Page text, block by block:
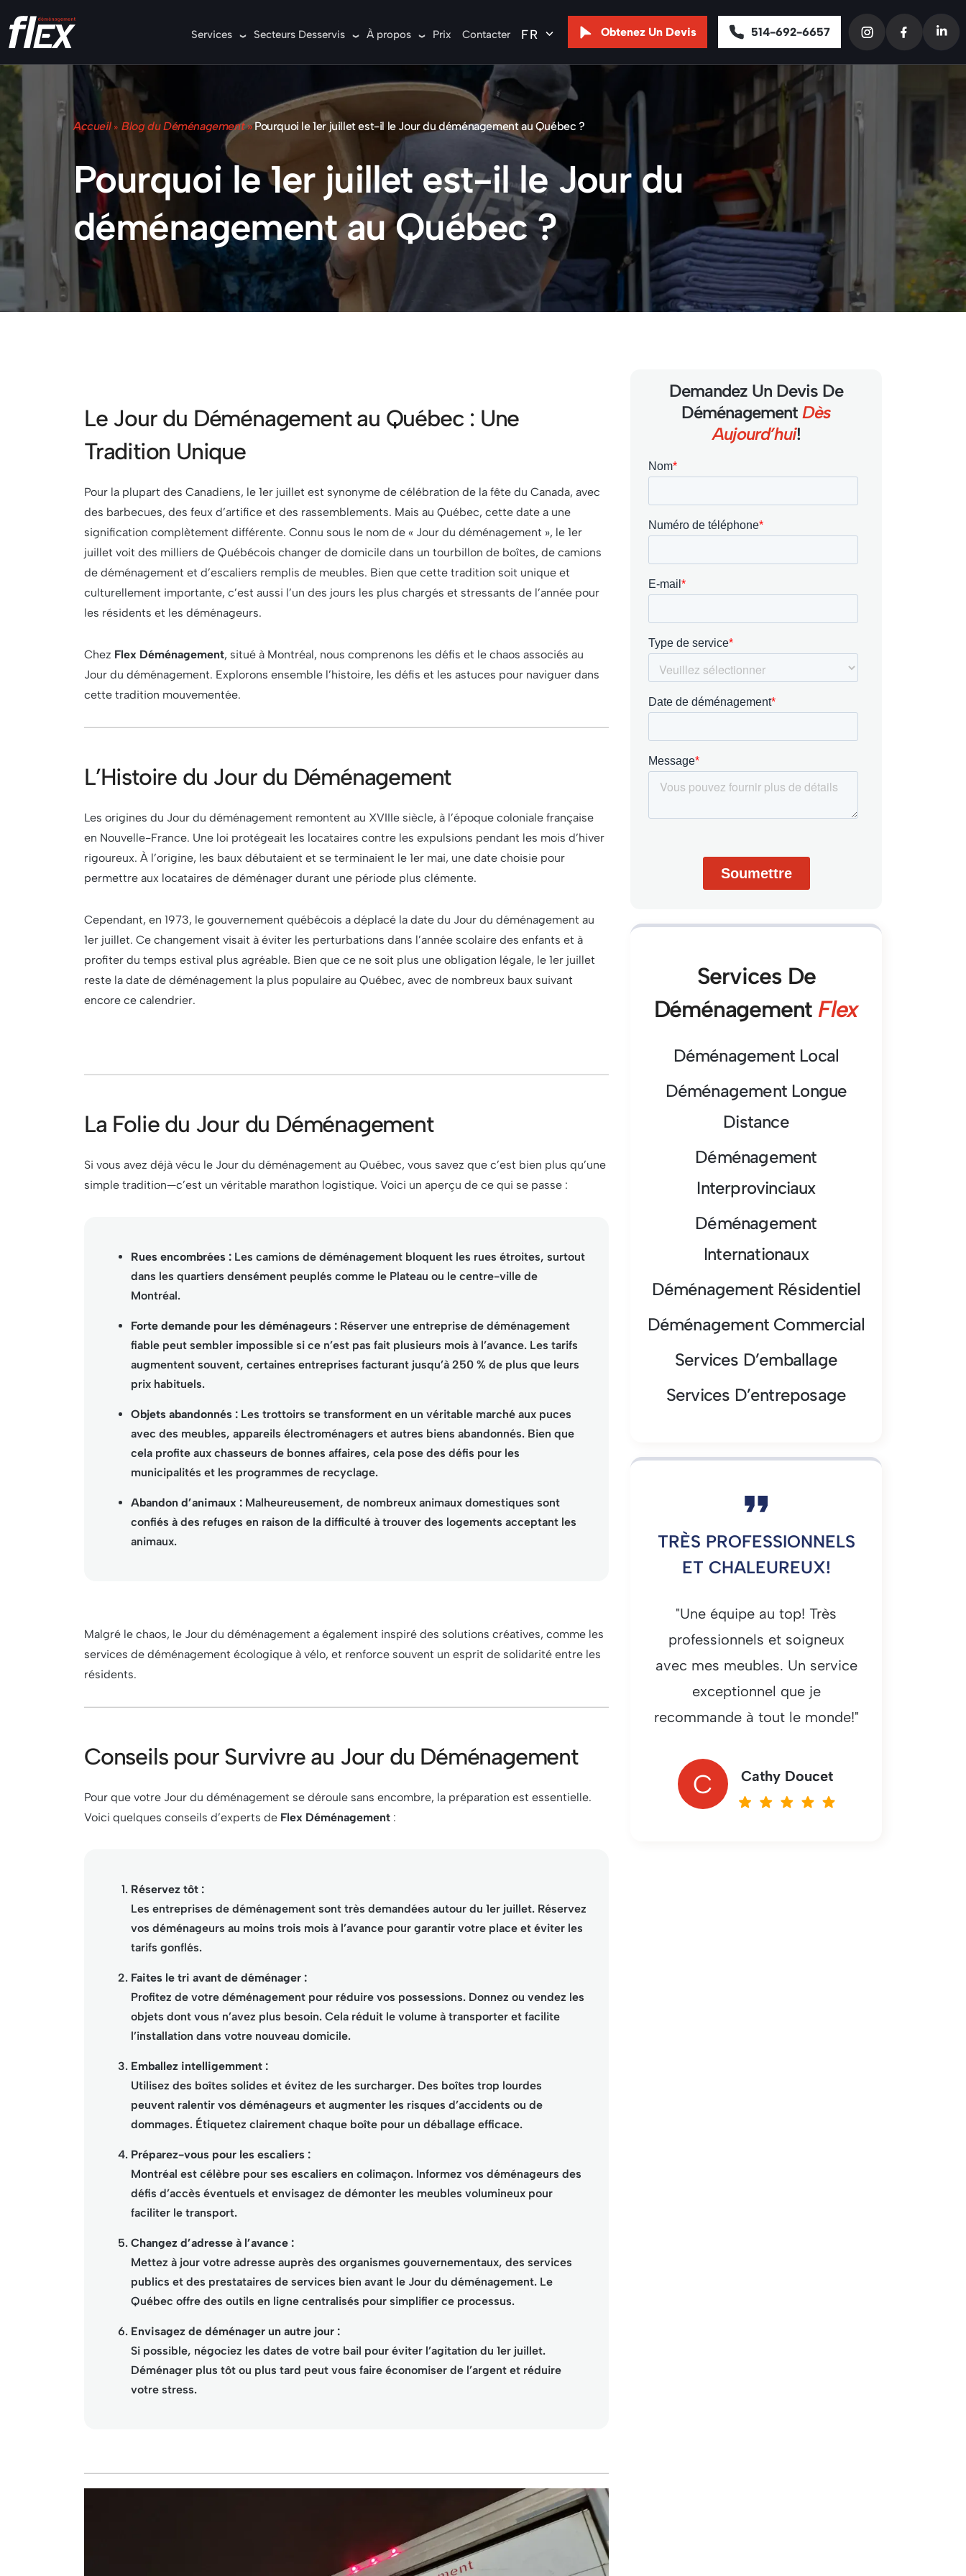
Services Secteurs Desservis À propos Prix Contacter Obtenez Un Devis 514-692-6657
Accueil » Blog du Déménagement»Pourquoi le 1er juillet est-il le Jour du déménagement au Québec ?
Pourquoi le 1er juillet est-il le Jour du
déménagement au Québec ?
Le Jour du Déménagement au Québec : Une
Tradition Unique
Pour la plupart des Canadiens, le 1er juillet est synonyme de célébration de la fête du Canada, avec
des barbecues, des feux d’artifice et des rassemblements. Mais au Québec, cette date a une
signification complètement différente. Connu sous le nom de « Jour du déménagement », le 1er
juillet voit des milliers de Québécois changer de domicile dans un tourbillon de boîtes, de camions
de déménagement et d’escaliers remplis de meubles. Bien que cette tradition soit unique et
culturellement importante, c’est aussi l’un des jours les plus chargés et stressants de l’année pour
les résidents et les déménageurs.
Chez Flex Déménagement, situé à Montréal, nous comprenons les défis et le chaos associés au
Jour du déménagement. Explorons ensemble l’histoire, les défis et les astuces pour naviguer dans
cette tradition mouvementée.
L’Histoire du Jour du Déménagement
Les origines du Jour du déménagement remontent au XVIIIe siècle, à l’époque coloniale française
en Nouvelle-France. Une loi protégeait les locataires contre les expulsions pendant les mois d’hiver
rigoureux. À l’origine, les baux débutaient et se terminaient le 1er mai, une date choisie pour
permettre aux locataires de déménager durant une période plus clémente.
Cependant, en 1973, le gouvernement québécois a déplacé la date du Jour du déménagement au
1er juillet. Ce changement visait à éviter les perturbations dans l’année scolaire des enfants et à
profiter du temps estival plus agréable. Bien que ce ne soit plus une obligation légale, le 1er juillet
reste la date de déménagement la plus populaire au Québec, avec de nombreux baux suivant
encore ce calendrier.
La Folie du Jour du Déménagement
Si vous avez déjà vécu le Jour du déménagement au Québec, vous savez que c’est bien plus qu’une
simple tradition—c’est un véritable marathon logistique. Voici un aperçu de ce qui se passe :
Rues encombrées : Les camions de déménagement bloquent les rues étroites, surtout
dans les quartiers densément peuplés comme le Plateau ou le centre-ville de
Montréal.
Forte demande pour les déménageurs : Réserver une entreprise de déménagement
fiable peut sembler impossible si ce n’est pas fait plusieurs mois à l’avance. Les tarifs
augmentent souvent, certaines entreprises facturant jusqu’à 250 % de plus que leurs
prix habituels.
Objets abandonnés : Les trottoirs se transforment en un véritable marché aux puces
avec des meubles, appareils électroménagers et autres biens abandonnés. Bien que
cela profite aux chasseurs de bonnes affaires, cela pose des défis pour les
municipalités et les programmes de recyclage.
Abandon d’animaux : Malheureusement, de nombreux animaux domestiques sont
confiés à des refuges en raison de la difficulté à trouver des logements acceptant les
animaux.
Malgré le chaos, le Jour du déménagement a également inspiré des solutions créatives, comme les
services de déménagement écologique à vélo, et renforce souvent un esprit de solidarité entre les
résidents.
Conseils pour Survivre au Jour du Déménagement
Pour que votre Jour du déménagement se déroule sans encombre, la préparation est essentielle.
Voici quelques conseils d’experts de Flex Déménagement :
Réservez tôt :
Les entreprises de déménagement sont très demandées autour du 1er juillet. Réservez
vos déménageurs au moins trois mois à l’avance pour garantir votre place et éviter les
tarifs gonflés.
Faites le tri avant de déménager :
Profitez de votre déménagement pour réduire vos possessions. Donnez ou vendez les
objets dont vous n’avez plus besoin. Cela réduit le volume à transporter et facilite
l’installation dans votre nouveau domicile.
Emballez intelligemment :
Utilisez des boîtes solides et évitez de les surcharger. Des boîtes trop lourdes
peuvent ralentir vos déménageurs et augmenter les risques d’accidents ou de
dommages. Étiquetez clairement chaque boîte pour un déballage efficace.
Préparez-vous pour les escaliers :
Montréal est célèbre pour ses escaliers en colimaçon. Informez vos déménageurs des
défis d’accès éventuels et envisagez de démonter les meubles volumineux pour
faciliter le transport.
Changez d’adresse à l’avance :
Mettez à jour votre adresse auprès des organismes gouvernementaux, des services
publics et des prestataires de services bien avant le Jour du déménagement. Le
Québec offre des outils en ligne centralisés pour simplifier ce processus.
Envisagez de déménager un autre jour :
Si possible, négociez les dates de votre bail pour éviter l’agitation du 1er juillet.
Déménager plus tôt ou plus tard peut vous faire économiser de l’argent et réduire
votre stress.
Demandez Un Devis De
Déménagement Dès
Aujourd’hui!
Services De
DéménagementFlex
Déménagement Local
Déménagement Longue
Distance
Déménagement
Interprovinciaux
Déménagement
Internationaux
Déménagement Résidentiel
Déménagement Commercial
Services D’emballage
Services D’entreposage
TRÈS PROFESSIONNELS
ET CHALEUREUX!
"Une équipe au top! Très
professionnels et soigneux
avec mes meubles. Un service
exceptionnel que je
recommande à tout le monde!"
C Cathy Doucet